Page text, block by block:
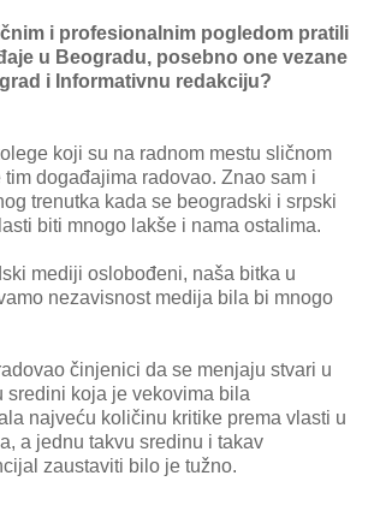
i profesionalnim pogledom pratili
u Beogradu, posebno one vezane
i Informativnu redakciju?
koji su na radnom mestu sličnom
tim događajima radovao. Znao sam i
trenutka kada se beogradski i srpski
biti mnogo lakše i nama ostalima.
mediji oslobođeni, naša bitka u
nezavisnost medija bila bi mnogo
činjenici da se menjaju stvari u
sredini koja je vekovima bila
najveću količinu kritike prema vlasti u
a jednu takvu sredinu i takav
zaustaviti bilo je tužno.